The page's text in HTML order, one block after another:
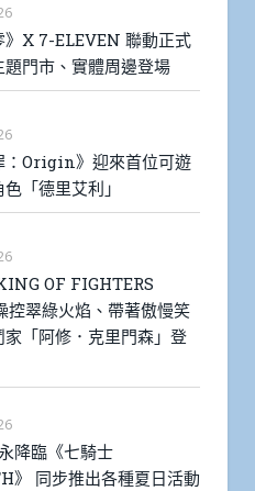
》X 7-ELEVEN 聯動正式
題門市、實體周邊登場
：Origin》迎來首位可遊
「德里艾利」
OF FIGHTERS
控翠綠火焰、帶著傲慢笑
家「阿修．克里門森」登
降臨《七騎士
》 同步推出各種夏日活動